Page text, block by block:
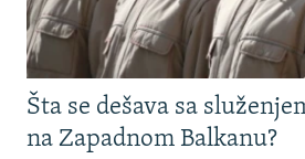
Šta se dešava sa
na Zapadnom Balkanu?